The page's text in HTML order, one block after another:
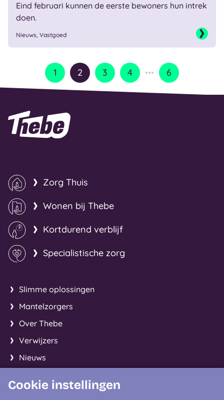
Cookie instellingen
Eind februari kunnen de eerste bewoners hun intrek
doen.
Nieuws, Vastgoed
1 2 3 4 6
Naar homepage
Zorg Thuis
Wonen bij Thebe
Kortdurend verblijf
Specialistische zorg
Slimme oplossingen
Mantelzorgers
Over Thebe
Verwijzers
Nieuws